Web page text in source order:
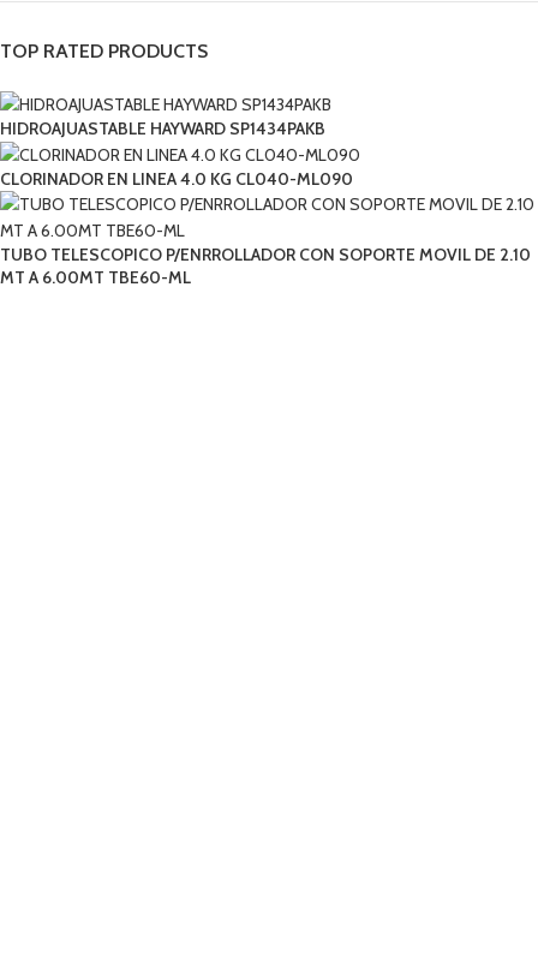
TOP RATED PRODUCTS
HIDROAJUASTABLE HAYWARD SP1434PAKB
CLORINADOR EN LINEA 4.0 KG CL040-ML090
TUBO TELESCOPICO P/ENRROLLADOR CON SOPORTE MOVIL DE 2.10
MT A 6.00MT TBE60-ML